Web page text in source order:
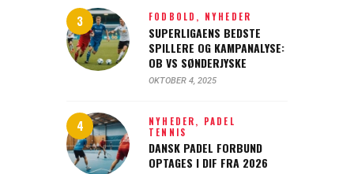
FODBOLD, NYHEDER
SUPERLIGAENS BEDSTE
SPILLERE OG KAMPANALYSE:
OB VS SØNDERJYSKE
OKTOBER 4, 2025
NYHEDER, PADEL
TENNIS
DANSK PADEL FORBUND
OPTAGES I DIF FRA 2026